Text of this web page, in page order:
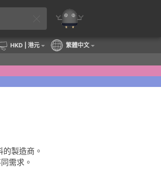
HKD | 港元 繁體中文
製造商。
需求。